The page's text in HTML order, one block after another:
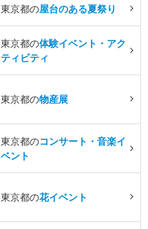
東京都の屋台のある夏祭り
東京都の体験イベント・アク
ティビティ
東京都の物産展
東京都のコンサート・音楽イ
ベント
東京都の花イベント